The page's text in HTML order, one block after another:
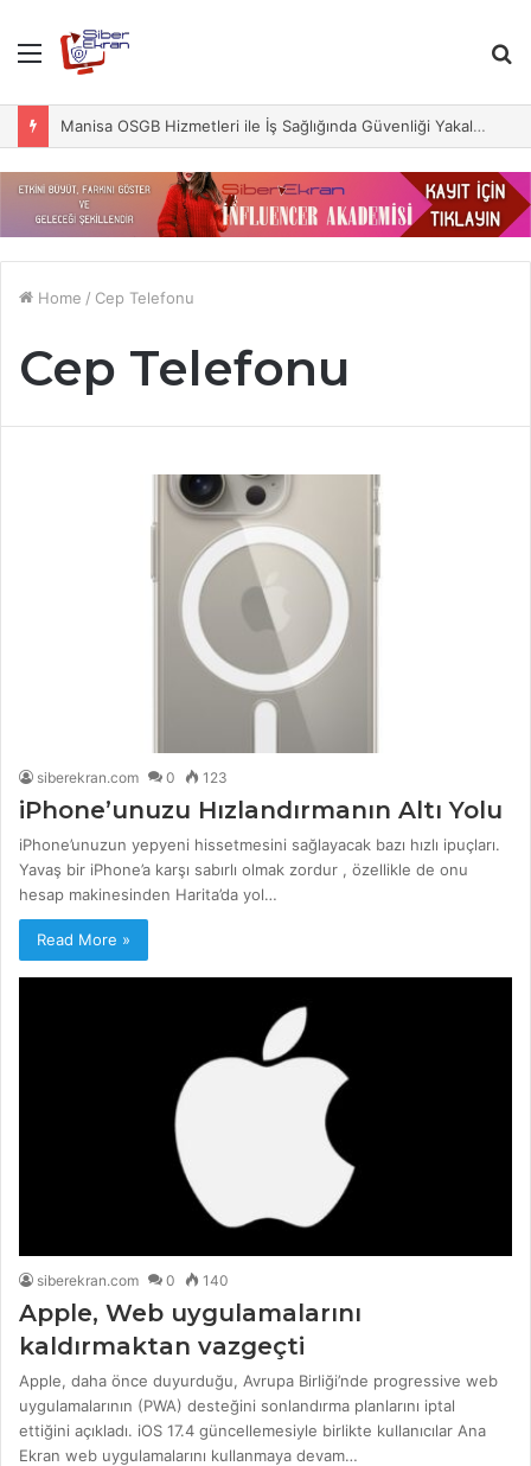
Menu
Manisa OSGB Hizmetleri ile İş Sağlığında Güvenliği Yakalayın
Home / Cep Telefonu
Cep Telefonu
siberekran.com 0 123
iPhone’unuzu Hızlandırmanın Altı Yolu
iPhone’unuzun yepyeni hissetmesini sağlayacak bazı hızlı ipuçları.
Yavaş bir iPhone’a karşı sabırlı olmak zordur , özellikle de onu
hesap makinesinden Harita’da yol…
Read More »
siberekran.com 0 140
Apple, Web uygulamalarını
kaldırmaktan vazgeçti
Apple, daha önce duyurduğu, Avrupa Birliği’nde progressive web
uygulamalarının (PWA) desteğini sonlandırma planlarını iptal
ettiğini açıkladı. iOS 17.4 güncellemesiyle birlikte kullanıcılar Ana
Ekran web uygulamalarını kullanmaya devam…